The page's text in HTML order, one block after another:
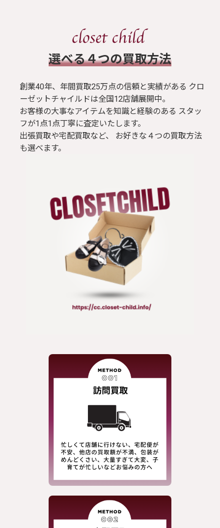
​選べる４つの買取方法
創業40年、年間買取25万点の信頼と実績がある クロ
ーゼットチャイルドは全国12店舗展開中。
お客様の大事なアイテムを知識と経験のある スタッ
フが1点1点丁寧に査定いたします。
出張買取や宅配買取など、 お好きな４つの買取方法
も選べます。